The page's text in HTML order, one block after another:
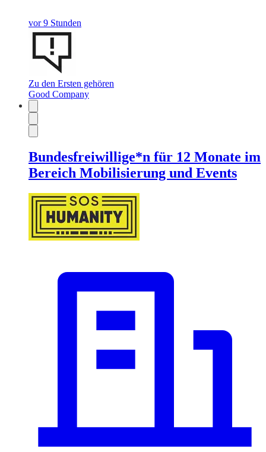
vor 9 Stunden
Zu den Ersten gehören
Good Company
Bundesfreiwillige*n für 12 Monate im
Bereich Mobilisierung und Events